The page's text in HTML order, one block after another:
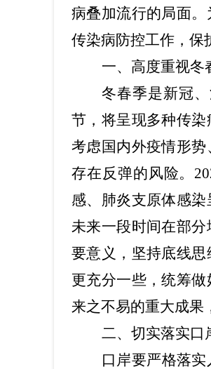
病叠加流行的局面
传染病防控工作，保
一、高度重视冬
冬春季是新冠
节，将呈现多种传
考虑国内外疫情形
存在反弹的风险。
感、肺炎支原体感
未来一段时间在部
要意义，坚持底线
更充分一些，统筹
来之不易的重大成果
二、切实落实口
口岸要严格落